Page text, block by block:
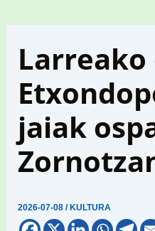
Larreako
jaiak
2026-07-08/ KULTURA